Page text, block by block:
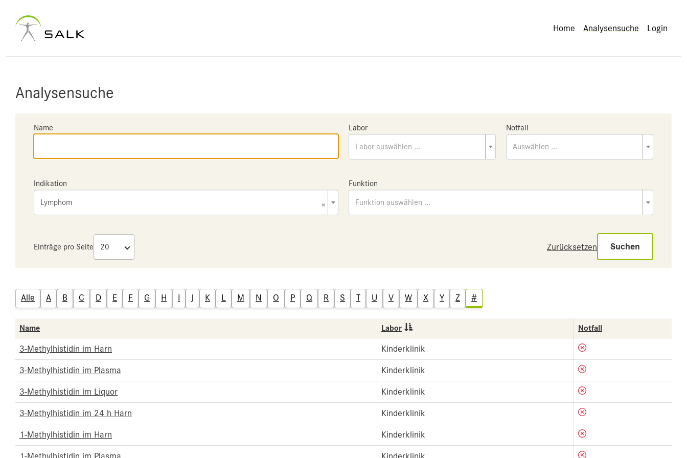
Home Analysensuche Login
Analysensuche
Name Labor
Labor auswählen ...
Notfall
Auswählen ...
Indikation
×
Lymphom
Funktion
Funktion auswählen ...
Einträge pro Seite Zurücksetzen Suchen
Alle A B C D E F G H I J K L M N O P Q R S T U V W X Y Z #
Name Labor Notfall
3-Methylhistidin im Harn Kinderklinik
3-Methylhistidin im Plasma Kinderklinik
3-Methylhistidin im Liquor Kinderklinik
3-Methylhistidin im 24 h Harn Kinderklinik
1-Methylhistidin im Harn Kinderklinik
1-Methylhistidin im Plasma Kinderklinik